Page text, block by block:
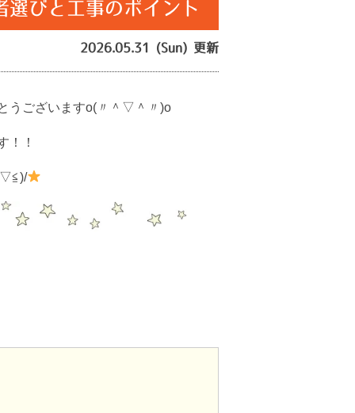
びと工事のポイント
2026.05.31 (Sun) 更新
うございますo(〃＾▽＾〃)o
！！